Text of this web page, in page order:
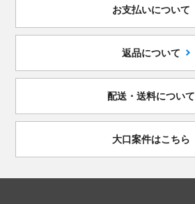
お支払いについて
返品について
配送・送料について
大口案件はこちら